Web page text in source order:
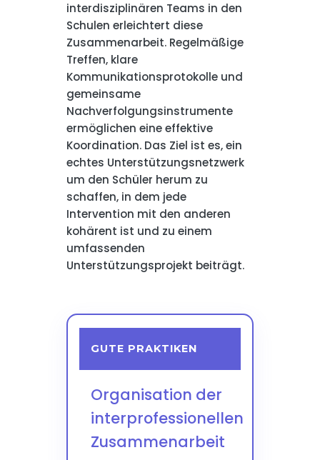
interdisziplinären Teams in den
Schulen erleichtert diese
Zusammenarbeit. Regelmäßige
Treffen, klare
Kommunikationsprotokolle und
gemeinsame
Nachverfolgungsinstrumente
ermöglichen eine effektive
Koordination. Das Ziel ist es, ein
echtes Unterstützungsnetzwerk
um den Schüler herum zu
schaffen, in dem jede
Intervention mit den anderen
kohärent ist und zu einem
umfassenden
Unterstützungsprojekt beiträgt.
GUTE PRAKTIKEN
Organisation der
interprofessionellen
Zusammenarbeit